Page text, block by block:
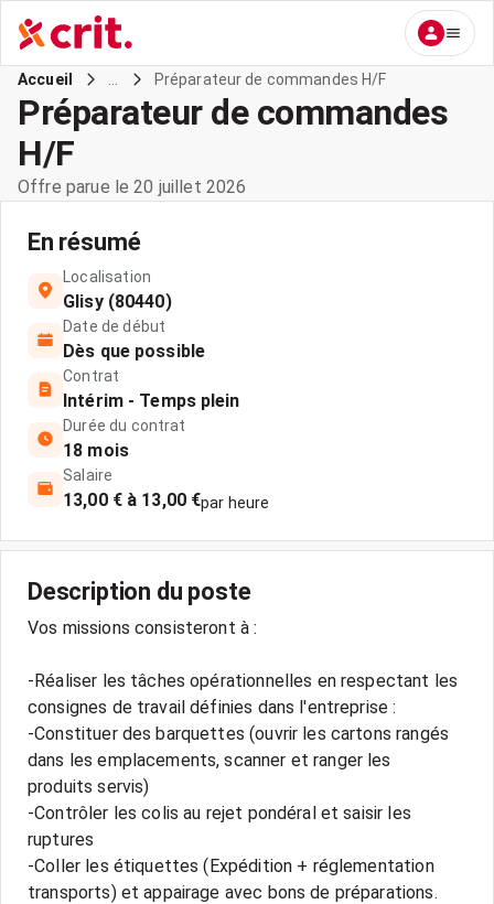
Accueil Préparateur de commandes H/F
Préparateur de commandes
H/F
Offre parue le 20 juillet 2026
En résumé
Localisation
Glisy (80440)
Date de début
Dès que possible
Contrat
Intérim - Temps plein
Durée du contrat
18 mois
Salaire
13,00 € à 13,00 €par heure
Description du poste
Vos missions consisteront à :
-Réaliser les tâches opérationnelles en respectant les
consignes de travail définies dans l'entreprise :
-Constituer des barquettes (ouvrir les cartons rangés
dans les emplacements, scanner et ranger les
produits servis)
-Contrôler les colis au rejet pondéral et saisir les
ruptures
-Coller les étiquettes (Expédition + réglementation
transports) et appairage avec bons de préparations.